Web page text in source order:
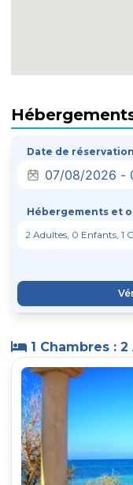
Date de
Hébergements et
1 Chambres :